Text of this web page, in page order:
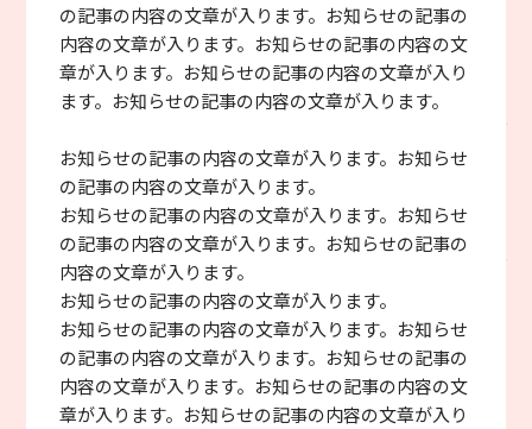
の記事の内容の文章が入ります。お知らせの記事の
内容の文章が入ります。お知らせの記事の内容の文
章が入ります。お知らせの記事の内容の文章が入り
ます。お知らせの記事の内容の文章が入ります。
お知らせの記事の内容の文章が入ります。お知らせ
の記事の内容の文章が入ります。
お知らせの記事の内容の文章が入ります。お知らせ
の記事の内容の文章が入ります。お知らせの記事の
内容の文章が入ります。
お知らせの記事の内容の文章が入ります。
お知らせの記事の内容の文章が入ります。お知らせ
の記事の内容の文章が入ります。お知らせの記事の
内容の文章が入ります。お知らせの記事の内容の文
章が入ります。お知らせの記事の内容の文章が入り